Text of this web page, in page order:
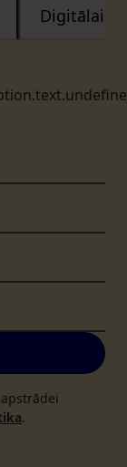
Digitālais
.